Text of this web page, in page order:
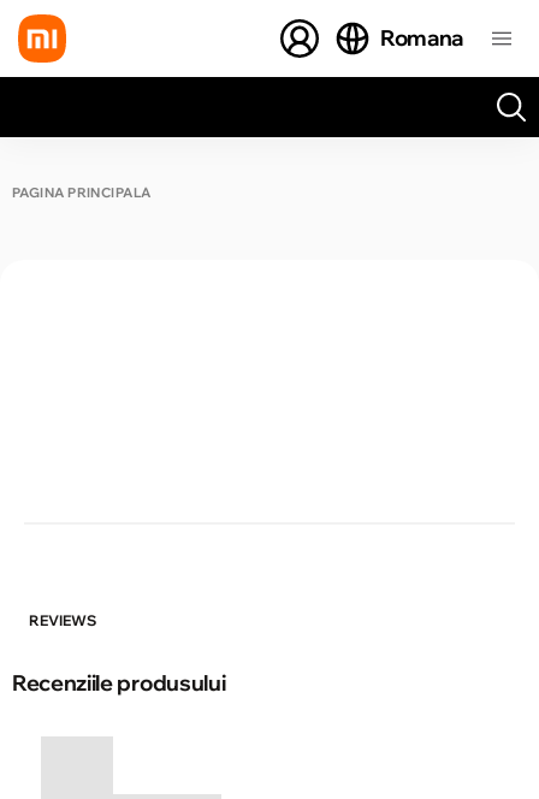
Romana
PAGINA PRINCIPALĂ
REVIEWS
Recenziile produsului